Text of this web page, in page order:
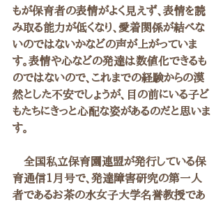
もが保育者の表情がよく見えず、表情を読
み取る能力が低くなり、愛着関係が結べな
いのではないかなどの声が上がっていま
す。表情や心などの発達は数値化できるも
のではないので、これまでの経験からの漠
然とした不安でしょうが、目の前にいる子ど
もたちにきっと心配な姿があるのだと思いま
す。
全国私立保育園連盟が発行している保
育通信1月号で、発達障害研究の第一人
者であるお茶の水女子大学名誉教授であ